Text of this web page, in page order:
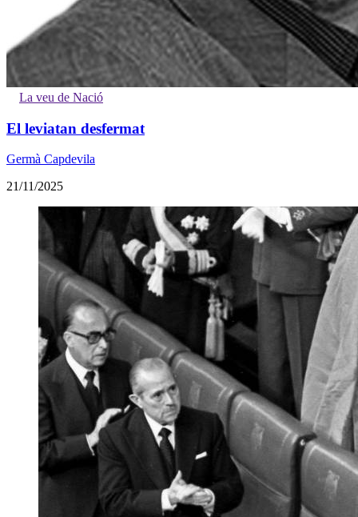
La veu de Nació
El leviatan desfermat
Germà Capdevila
21/11/2025